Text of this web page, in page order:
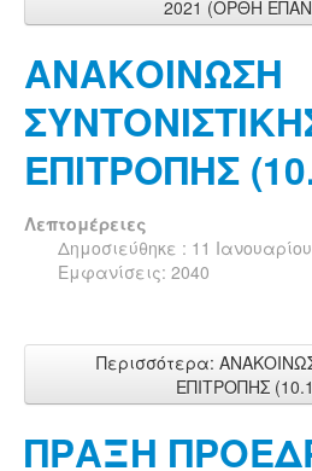
2021 (ΟΡΘΗ
ΑΝΑΚΟΙΝΩΣΗ
ΕΠΙΤΡΟΠΗΣ
Λεπτομέρειες
Δημοσιεύθηκε : 11
Εμφανίσεις: 2040
Περισσότερα:
ΕΠΙΤΡΟΠΗΣ
ΠΡΑΞΗ